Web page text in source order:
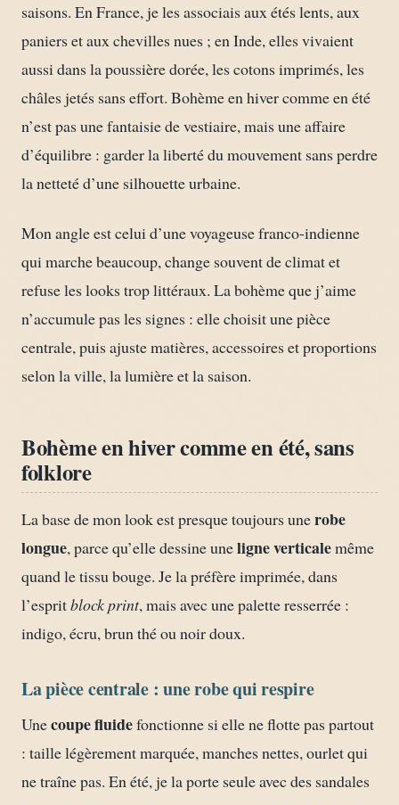
saisons. En France, je les associais aux étés lents, aux
paniers et aux chevilles nues ; en Inde, elles vivaient
aussi dans la poussière dorée, les cotons imprimés, les
châles jetés sans effort. Bohème en hiver comme en été
n’est pas une fantaisie de vestiaire, mais une affaire
d’équilibre : garder la liberté du mouvement sans perdre
la netteté d’une silhouette urbaine.
Mon angle est celui d’une voyageuse franco-indienne
qui marche beaucoup, change souvent de climat et
refuse les looks trop littéraux. La bohème que j’aime
n’accumule pas les signes : elle choisit une pièce
centrale, puis ajuste matières, accessoires et proportions
selon la ville, la lumière et la saison.
Bohème en hiver comme en été, sans
folklore
La base de mon look est presque toujours unerobe
longue, parce qu’elle dessine uneligne verticalemême
quand le tissu bouge. Je la préfère imprimée, dans
l’espritblock print, mais avec une palette resserrée :
indigo, écru, brun thé ou noir doux.
La pièce centrale : une robe qui respire
Unecoupe fluidefonctionne si elle ne flotte pas partout
: taille légèrement marquée, manches nettes, ourlet qui
ne traîne pas. En été, je la porte seule avec des sandales